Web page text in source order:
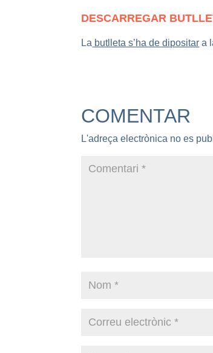
DESCARREGAR
La butlleta s’ha de dipositar a
COMENTAR
L'adreça electrònica no es